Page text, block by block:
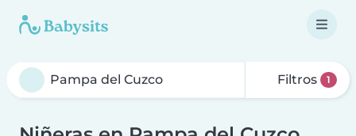
Filtros 1